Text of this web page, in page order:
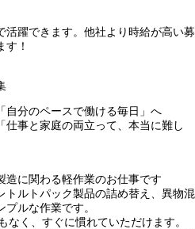
活躍できます。他社より時給が高い募
！
自分のペースで働ける毎日」へ
仕事と家庭の両立って、本当に難し
造に関わる軽作業のお仕事です
トルトパック製品の詰め替え、異物混
ルな作業です。
く、すぐに慣れていただけます。